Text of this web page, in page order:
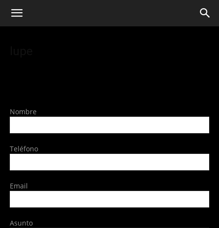
Nombre
Teléfono
Email
Asunto